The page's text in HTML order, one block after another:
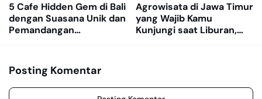
5 Cafe Hidden Gem di Bali
dengan Suasana Unik dan
Pemandangan
Agrowisata di Jawa Timur
yang Wajib Kamu
Kunjungi saat Liburan,
Posting Komentar